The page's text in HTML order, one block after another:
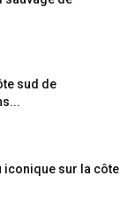
sud de
iconique sur la côte